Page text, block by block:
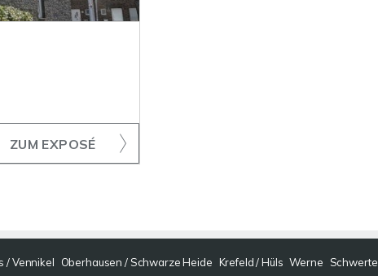
ZUM EXPOSÉ
/ Vennikel Oberhausen / Schwarze Heide Krefeld / Hüls Werne Schwerte